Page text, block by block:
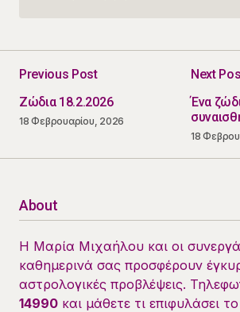
Previous Post
Ζώδια 18.2.2026
18 Φεβρουαρίου, 2026
Next
Ένα
18
About
Η Μαρία Μιχαήλου και οι
καθημερινά σας προσφέρουν
αστρολογικές προβλέψεις.
14990 και μάθετε τι επιφυλάσει